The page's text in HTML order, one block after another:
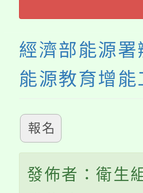
經濟部能源
能源教育增能
報名
發佈者：衛生